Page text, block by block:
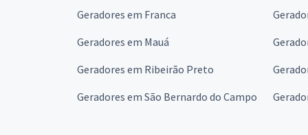
Geradores em Franca
Geradores em Mauá
Geradores em Ribeirão Preto
Geradores em São Bernardo do Campo